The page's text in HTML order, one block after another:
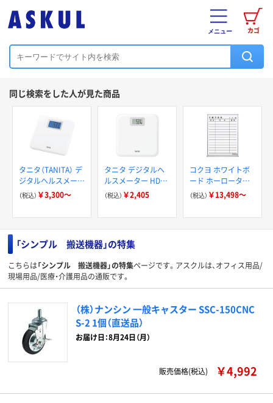
カゴ
メニュー
同じ検索をした人が見た商品
タニタ（TANITA） デ
ジタルヘルスメータ
ー
（税込） ￥3,300～
タニタ デジタルヘ
ルスメーター HDー
671WH
（税込） ￥2,405
コクヨ ホワイトボ
ード ホーロータイ
プ 行動予定表
（税込） ￥13,498～
「シンプル 搬送機器」の特集
こちらは「シンプル 搬送機器」の特集ページです。アスクルは、オフィス用品/
現場用品/医療・介護用品の通販です。
（株）ナンシン 一般キャスター SSC-150CNC
S-2 1個（直送品）
お届け日：8月24日（月）
販売価格(税込) ￥4,992